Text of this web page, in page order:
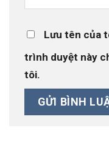
Lưu tên của
trình duyệt này
tôi.